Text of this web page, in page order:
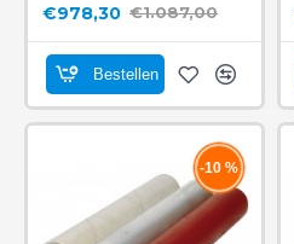
€978,30 €1.087,00
Bestellen
-10 %